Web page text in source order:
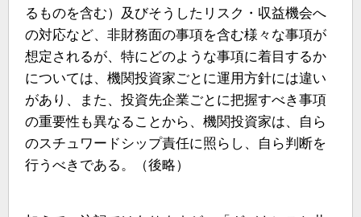
るものを含む）及びそうしたリスク・収益機会へ
の対応など、非財務面の事項を含む様々な事項が
想定されるが、特にどのような事項に着目するか
については、機関投資家ごとに運用方針には違い
があり、また、投資先企業ごとに把握すべき事項
の重要性も異なることから、機関投資家は、自ら
のスチュワードシップ責任に照らし、自ら判断を
行うべきである。（後略）